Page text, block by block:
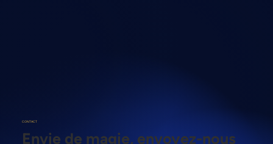
Envie de magie, envoyez-nous
CONTACT